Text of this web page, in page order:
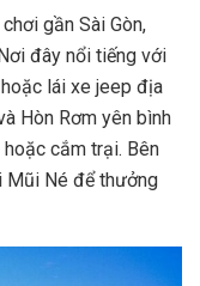
gần Sài Gòn,
đây nổi tiếng với
lái xe jeep địa
Hòn Rơm yên bình
cắm trại. Bên
Mũi Né để thưởng